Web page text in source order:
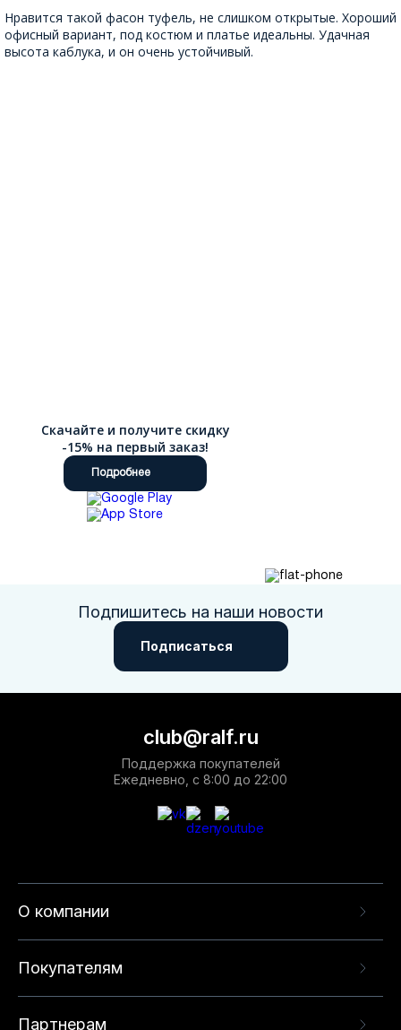
Нравится такой фасон туфель, не слишком открытые. Хороший
офисный вариант, под костюм и платье идеальны. Удачная
высота каблука, и он очень устойчивый.
Скачайте и получите скидку
-15% на первый заказ!
Подробнее
Подпишитесь на наши новости
Подписаться
О компании
Покупателям
Партнерам
club@ralf.ru
Поддержка покупателей
Ежедневно, с 8:00 до 22:00